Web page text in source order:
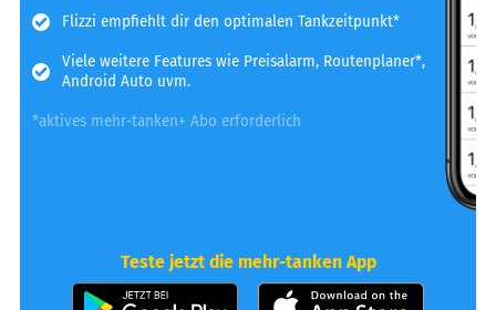
Flizzi empfiehlt dir den optimalen Tankzeitpunkt*
Viele weitere Features wie Preisalarm, Routenplaner*,
Android Auto uvm.
*aktives mehr-tanken+ Abo erforderlich
Teste jetzt die mehr-tanken App